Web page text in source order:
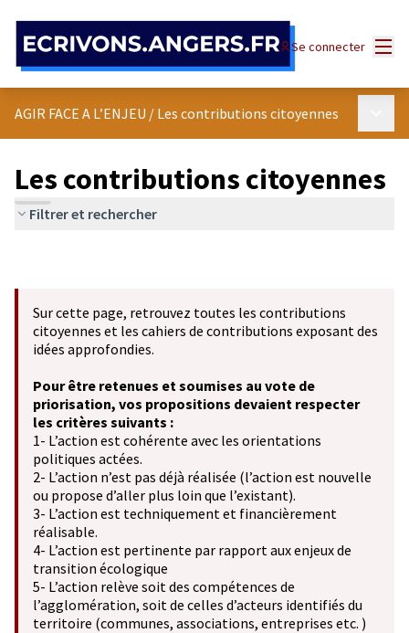
Se connecter
AGIR FACE A L’ENJEU / Les contributions citoyennes
Les contributions citoyennes
Filtrer et rechercher
Sur cette page, retrouvez toutes les contributions
citoyennes et les cahiers de contributions exposant des
idées approfondies.
Pour être retenues et soumises au vote de
priorisation, vos propositions devaient respecter
les critères suivants :
1- L’action est cohérente avec les orientations
politiques actées.
2- L’action n’est pas déjà réalisée (l’action est nouvelle
ou propose d’aller plus loin que l’existant).
3- L’action est techniquement et financièrement
réalisable.
4- L’action est pertinente par rapport aux enjeux de
transition écologique
5- L’action relève soit des compétences de
l’agglomération, soit de celles d’acteurs identifiés du
territoire (communes, associations, entreprises etc. )